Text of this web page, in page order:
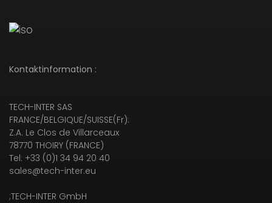
Kontaktinformation :
TECH-INTER SAS
FRANCE/BELGIQUE/SUISSE(Fr):
Z.A. Le Clos de Villarceaux
78770 THOIRY (FRANCE)
Tel: +33 (0)1 34 94 20 40
sales@tech-inter.eu
;TECH-INTER GmbH